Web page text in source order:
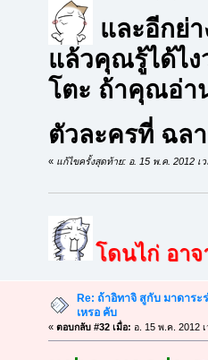
และอีกย่
แล้วคุณรู้ได้ไง
โตะ ถ้าคุณอ่า
ตัวละครที่ ฉล
« แก้ไขครั้งสุดท้าย: อ. 15 พ.ค. 2012 เ
โดนไก่ อา
Re: ถ้าอิทาจิ สูกับ มาดาระ
เหรอ คับ
« ตอบกลับ #32 เมื่อ: อ. 15 พ.ค. 2012